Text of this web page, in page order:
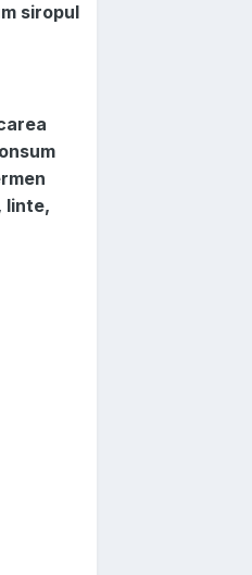
siropul
linte,